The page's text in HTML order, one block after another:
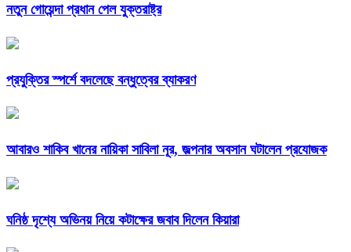
নতুন গোয়েন্দা প্রধান পেল যুক্তরাষ্ট্র
প্রযুক্তির স্পর্শে বদলেছে বন্ধুত্বের ব্যাকরণ
আবারও শাকিব খানের নায়িকা সাবিলা নূর, জল্পনার অবসান ঘটালেন প্রযোজক
ঘনিষ্ঠ দৃশ্যে অভিনয় নিয়ে কটাক্ষের জবাব দিলেন কিয়ারা